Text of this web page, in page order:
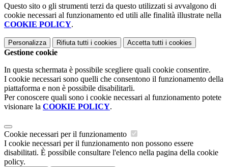
Questo sito o gli strumenti terzi da questo utilizzati si avvalgono di
cookie necessari al funzionamento ed utili alle finalità illustrate nella
COOKIE POLICY.
Personalizza Rifiuta tutti i cookies Accetta tutti i cookies
Gestione cookie
In questa schermata è possibile scegliere quali cookie consentire.
I cookie necessari sono quelli che consentono il funzionamento della
piattaforma e non è possibile disabilitarli.
Per conoscere quali sono i cookie necessari al funzionamento potete
visionare la COOKIE POLICY.
Cookie necessari per il funzionamento
I cookie necessari per il funzionamento non possono essere
disabilitati. È possibile consultare l'elenco nella pagina della cookie
policy.